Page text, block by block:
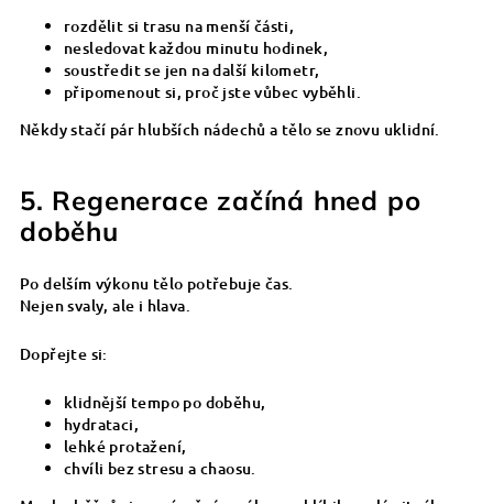
rozdělit si trasu na menší části,
nesledovat každou minutu hodinek,
soustředit se jen na další kilometr,
připomenout si, proč jste vůbec vyběhli.
Někdy stačí pár hlubších nádechů a tělo se znovu uklidní.
5. Regenerace začíná hned po
doběhu
Po delším výkonu tělo potřebuje čas.
Nejen svaly, ale i hlava.
Dopřejte si:
klidnější tempo po doběhu,
hydrataci,
lehké protažení,
chvíli bez stresu a chaosu.